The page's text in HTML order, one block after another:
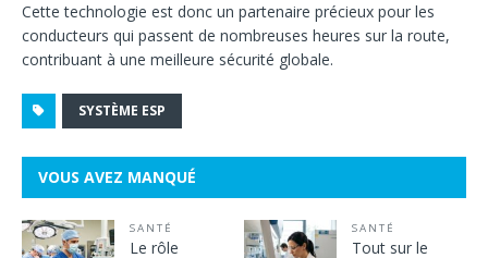
Cette technologie est donc un partenaire précieux pour les
conducteurs qui passent de nombreuses heures sur la route,
contribuant à une meilleure sécurité globale.
SYSTÈME ESP
VOUS AVEZ MANQUÉ
SANTÉ
Le rôle
SANTÉ
Tout sur le